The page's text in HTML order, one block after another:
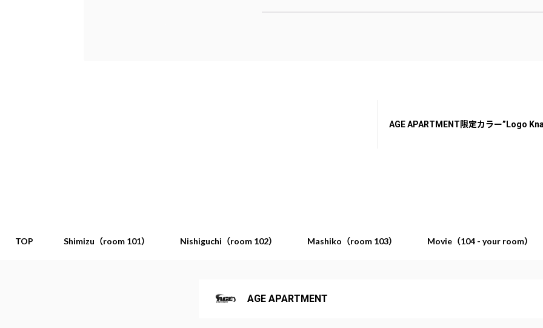
AGE APARTMENT限定カラー”Logo
TOP Shimizu（room 101） Nishiguchi（room 102） Mashiko（room 103） Movie（104 - your room）
AGE APARTMENT